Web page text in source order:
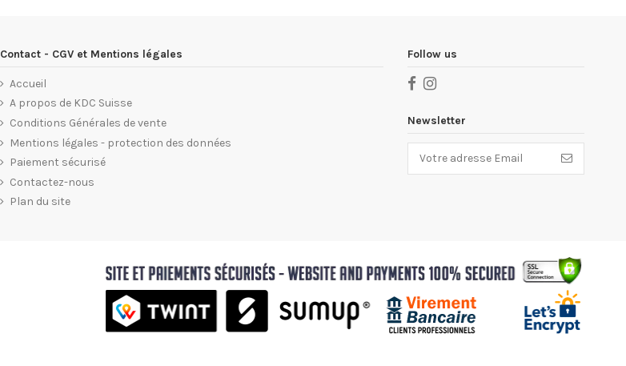
Contact - CGV et Mentions légales
Accueil
A propos de KDC Suisse
Conditions Générales de vente
Mentions légales - protection des données
Paiement sécurisé
Contactez-nous
Plan du site
Follow us
Newsletter